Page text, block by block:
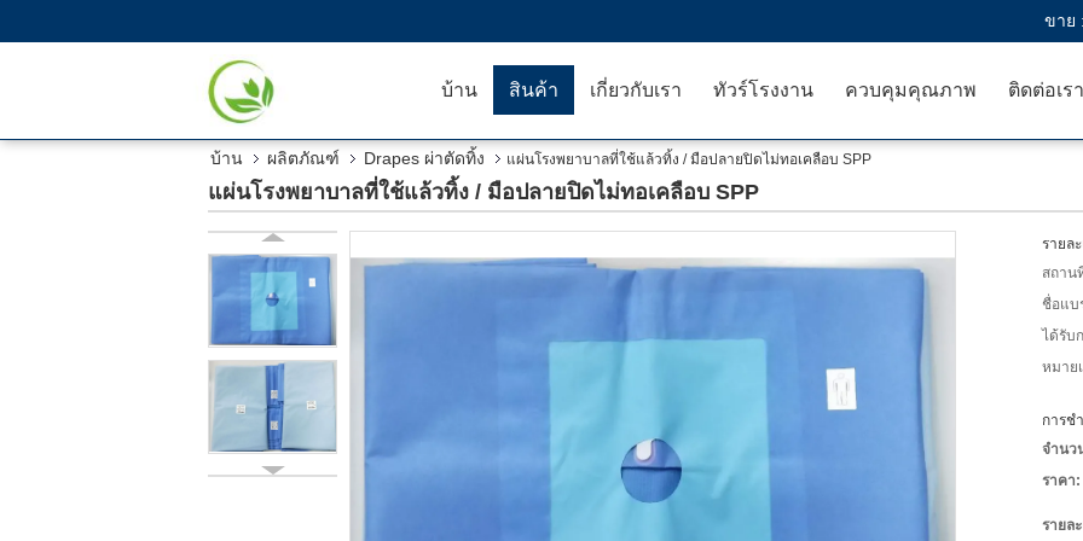
ขาย
บ้าน สินค้า เกี่ยวกับเรา ทัวร์โรงงาน ควบคุมคุณภาพ ติดต่อเรา
บ้าน ผลิตภัณฑ์ Drapes ผ่าตัดทิ้ง แผ่นโรงพยาบาลที่ใช้แล้วทิ้ง / มือปลายปิดไม่ทอเคลือบ SPP
แผ่นโรงพยาบาลที่ใช้แล้วทิ้ง / มือปลายปิดไม่ทอเคลือบ SPP
รายล
สถาน
ชื่อแบ
ได้รับ
หมาย
การช
จำนว
ราคา:
รายล